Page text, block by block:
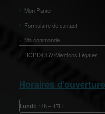
Mon Panier
Formulaire de contact
Ma commande
RGPD/CGV/Mentions Légales
Horaires d’ouverture
Lundi: 14h – 17H